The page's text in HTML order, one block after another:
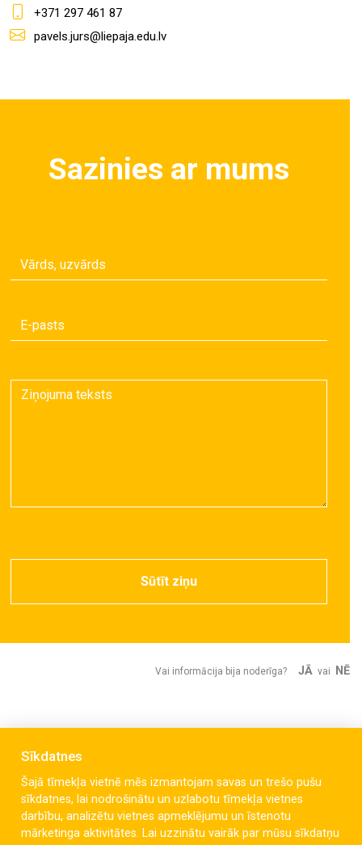
+371 297 461 87
pavels.jurs@liepaja.edu.lv
Sazinies ar mums
Sūtīt ziņu
Vai informācija bija noderīga? JĀ vai NĒ
Sīkdatnes
Šajā tīmekļa vietnē mēs izmantojam savas un trešo pušu
sīkdatnes, lai nodrošinātu un uzlabotu tīmekļa vietnes
darbību, analizētu vietnes apmeklējumu un īstenotu
mārketinga aktivitātes. Lai uzzinātu vairāk par mūsu sīkdatņu